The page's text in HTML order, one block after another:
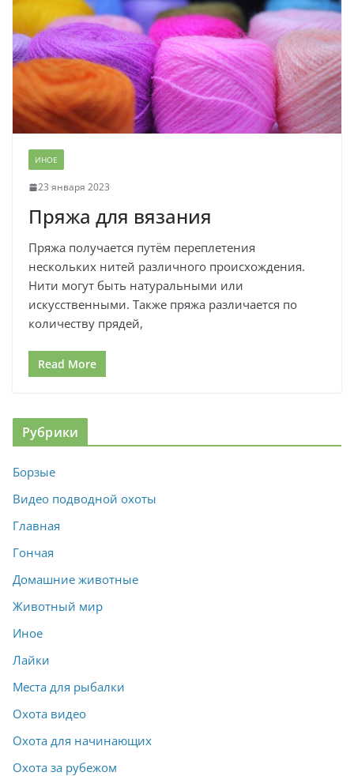
ИНОЕ
23 января 2023
Пряжа для вязания
Пряжа получается путём переплетения
нескольких нитей различного происхождения.
Нити могут быть натуральными или
искусственными. Также пряжа различается по
количеству прядей,
Read More
Рубрики
Борзые
Видео подводной охоты
Главная
Гончая
Домашние животные
Животный мир
Иное
Лайки
Места для рыбалки
Охота видео
Охота для начинающих
Охота за рубежом